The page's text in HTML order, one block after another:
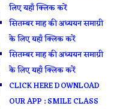
लिए यहाँ क्लिक करें
सितम्बर माह की अध्ययन समाग्री
के लिए यहाँ क्लिक करें
सितम्बर माह की अध्ययन समाग्री
के लिए यहाँ क्लिक करें
CLICK HERE DOWNLOAD
OUR APP : SMILE CLASS